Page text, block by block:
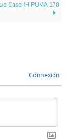
Case IH PUMA 170
Connexion